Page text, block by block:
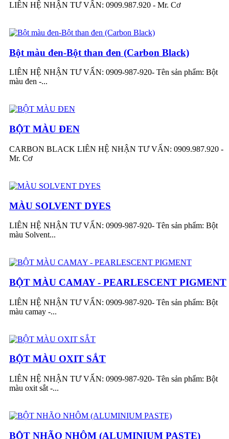
LIÊN HỆ NHẬN TƯ VẤN: 0909.987.920 - Mr. Cơ
Bột màu đen-Bột than đen (Carbon Black)
LIÊN HỆ NHẬN TƯ VẤN: 0909-987-920- Tên sản phẩm: Bột
màu đen -...
BỘT MÀU ĐEN
CARBON BLACK LIÊN HỆ NHẬN TƯ VẤN: 0909.987.920 -
Mr. Cơ
MÀU SOLVENT DYES
LIÊN HỆ NHẬN TƯ VẤN: 0909-987-920- Tên sản phẩm: Bột
màu Solvent...
BỘT MÀU CAMAY - PEARLESCENT PIGMENT
LIÊN HỆ NHẬN TƯ VẤN: 0909-987-920- Tên sản phẩm: Bột
màu camay -...
BỘT MÀU OXIT SẮT
LIÊN HỆ NHẬN TƯ VẤN: 0909-987-920- Tên sản phẩm: Bột
màu oxit sắt -...
BỘT NHÃO NHÔM (ALUMINIUM PASTE)